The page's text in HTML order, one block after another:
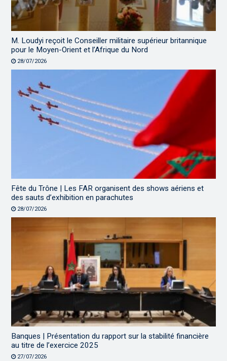
M. Loudyi reçoit le Conseiller militaire supérieur britannique
pour le Moyen-Orient et l’Afrique du Nord
28/07/2026
Fête du Trône | Les FAR organisent des shows aériens et
des sauts d’exhibition en parachutes
28/07/2026
Banques | Présentation du rapport sur la stabilité financière
au titre de l’exercice 2025
27/07/2026